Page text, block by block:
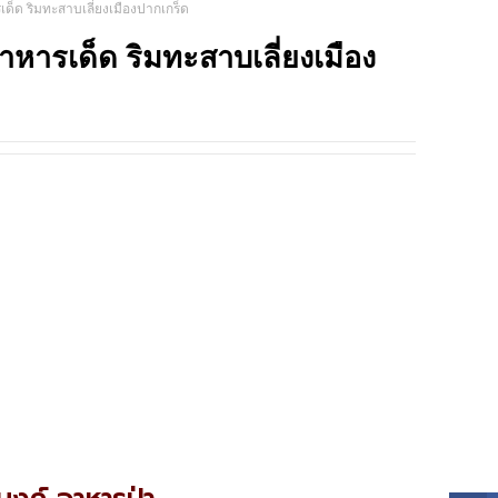
ด ริมทะสาบเลี่ยงเมืองปากเกร็ด
ารเด็ด ริมทะสาบเลี่ยงเมือง